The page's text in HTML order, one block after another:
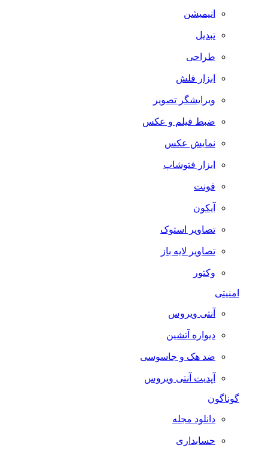
انیمیشن
تبدیل
طراحی
ابزار فلش
ویرایشگر تصویر
ضبط فيلم و عكس
نمایش عکس
ابزار فتوشاپ
فونت
آیکون
تصاویر استوک
تصاویر لایه باز
وکتور
امنیتی
آنتی ویروس
دیواره آتشین
ضد هک و جاسوسی
آپدیت آنتی ویروس
گوناگون
دانلود مجله
حسابداری